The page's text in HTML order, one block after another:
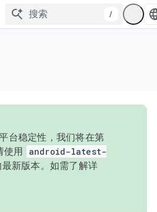
/
台稳定性，我们将在第
使用
android-latest-
新版本。如需了解详